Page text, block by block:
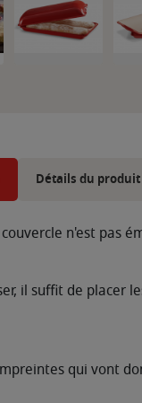
Détails du produit
n'est pas
il suffit de placer
qui vont